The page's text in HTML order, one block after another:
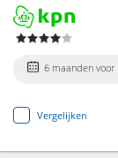
6 maanden voor
Vergelijken